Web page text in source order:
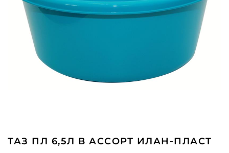
ТАЗ ПЛ 6,5Л В АССОРТ ИЛАН-ПЛАСТ